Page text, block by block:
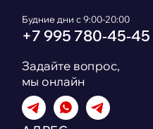
Будние дни с 9:00-20:00
+7 995 780‑45‑45
Задайте вопрос,
мы онлайн